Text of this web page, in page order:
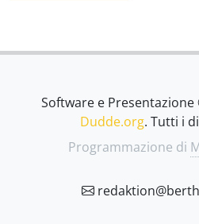
Software e Presentazione
Dudde.org. Tutti i
Programmazione di